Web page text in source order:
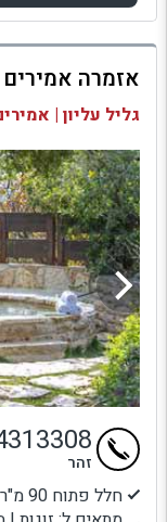
למתחם זה
בדיקת זמינות ומחירים
אזמרה אמירים
גליל עליון |
חלל פתוח 90 מ"ר
זהר